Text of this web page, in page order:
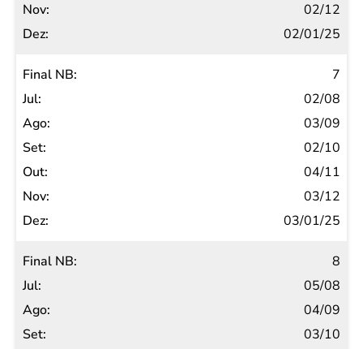
02/12
02/01/25
7
02/08
03/09
02/10
04/11
03/12
03/01/25
8
05/08
04/09
03/10